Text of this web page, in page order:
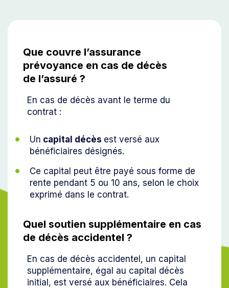
Que couvre l’assurance
prévoyance en cas de décès
de l’assuré ?
En cas de décès avant le terme du
contrat :
Un capital décès est versé aux
bénéficiaires désignés.
Ce capital peut être payé sous forme de
rente pendant 5 ou 10 ans, selon le choix
exprimé dans le contrat.
Quel soutien supplémentaire en cas
de décès accidentel ?
En cas de décès accidentel, un capital
supplémentaire, égal au capital décès
initial, est versé aux bénéficiaires. Cela